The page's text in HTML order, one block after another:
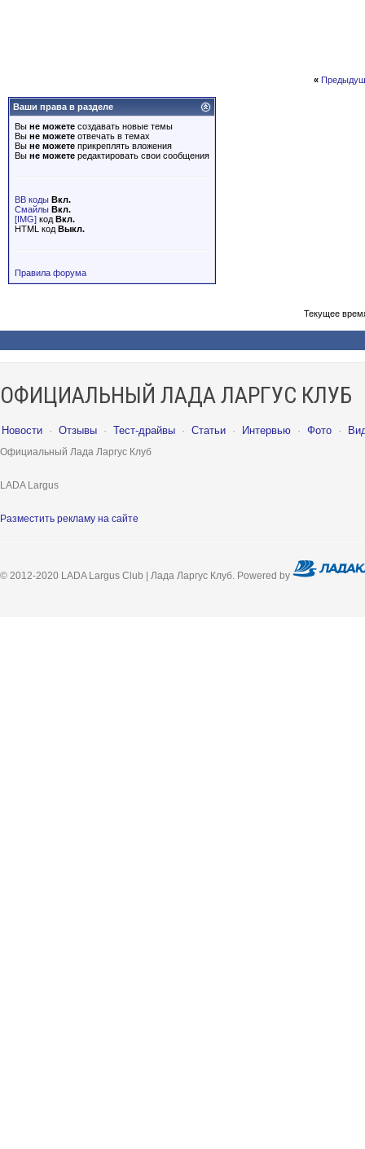
«
Ваши права в разделе
Вы не можете создавать новые темы
Вы не можете отвечать в темах
Вы не можете прикреплять вложения
Вы не можете редактировать свои сообщения
BB коды Вкл.
Смайлы Вкл.
[IMG] код Вкл.
HTML код Выкл.
Правила форума
Текущее
ОФИЦИАЛЬНЫЙ ЛАДА ЛАРГУС КЛУБ
Новости · Отзывы · Тест-драйвы · Статьи · Интервью · Фото ·
Официальный Лада Ларгус Клуб
LADA Largus
Разместить рекламу на сайте
© 2012-2020 LADA Largus Club | Лада Ларгус Клуб. Powered by